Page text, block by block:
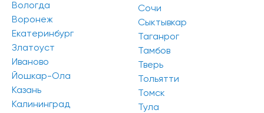
Вологда
Воронеж
Екатеринбург
Златоуст
Иваново
Йошкар-Ола
Казань
Калининград
Сочи
Сыктывкар
Таганрог
Тамбов
Тверь
Тольятти
Томск
Тула